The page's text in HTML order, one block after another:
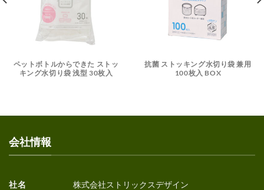
ペットボトルからできた ストッ
キング水切り袋 浅型 30枚入
抗菌 ストッキング水切り袋 兼用
100枚入 BOX
会社情報
社名
株式会社ストリックスデザイン